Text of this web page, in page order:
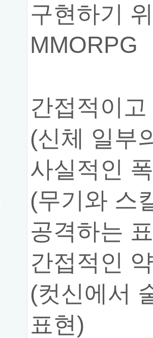
구현하기
MMORPG
간접적이
(신체 일부
사실적인
(무기와 스
공격하는
간접적인
(컷신에서
표현)